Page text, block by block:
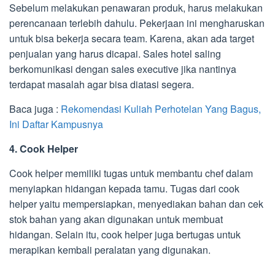
Sebelum melakukan penawaran produk, harus melakukan
perencanaan terlebih dahulu. Pekerjaan ini mengharuskan
untuk bisa bekerja secara team. Karena, akan ada target
penjualan yang harus dicapai. Sales hotel saling
berkomunikasi dengan sales executive jika nantinya
terdapat masalah agar bisa diatasi segera.
Baca juga : Rekomendasi Kuliah Perhotelan Yang Bagus,
Ini Daftar Kampusnya
4. Cook Helper
Cook helper memiliki tugas untuk membantu chef dalam
menyiapkan hidangan kepada tamu. Tugas dari cook
helper yaitu mempersiapkan, menyediakan bahan dan cek
stok bahan yang akan digunakan untuk membuat
hidangan. Selain itu, cook helper juga bertugas untuk
merapikan kembali peralatan yang digunakan.